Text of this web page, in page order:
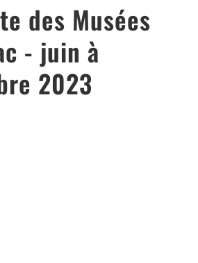
des Musées
- juin à
2023